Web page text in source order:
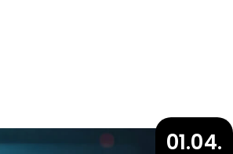
01.04.